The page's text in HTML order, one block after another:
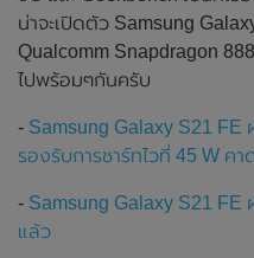
น่าจะเปิดตัว Samsung
Qualcomm Snapdragon
ไปพร้อมๆกันครับ
- Samsung Galaxy S21 FE
รองรับการชาร์ทไวที่ 45 W คา
- Samsung Galaxy S21 FE
แล้ว